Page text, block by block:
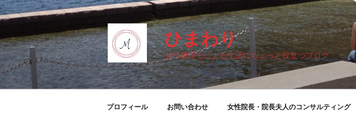
コ
ン
ン
ツ
へ
ス
キ
ひまわり
女性税理士による生活にちょっと役立つブログ
プロフィール お問い合わせ 女性院長・院長夫人のコンサルティング